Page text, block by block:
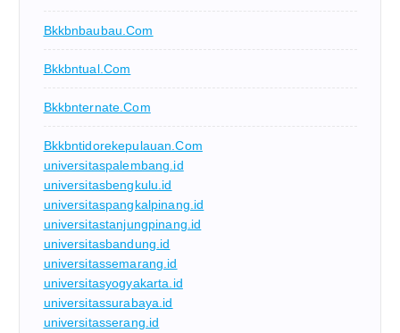
Bkkbnbaubau.com
Bkkbntual.com
Bkkbnternate.com
Bkkbntidorekepulauan.com
universitaspalembang.id
universitasbengkulu.id
universitaspangkalpinang.id
universitastanjungpinang.id
universitasbandung.id
universitassemarang.id
universitasyogyakarta.id
universitassurabaya.id
universitasserang.id